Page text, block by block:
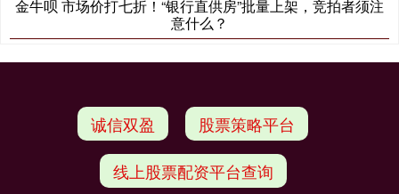
金牛呗 市场价打七折！“银行直供房”批量上架，竞拍者须注
意什么？
诚信双盈 股票策略平台
线上股票配资平台查询